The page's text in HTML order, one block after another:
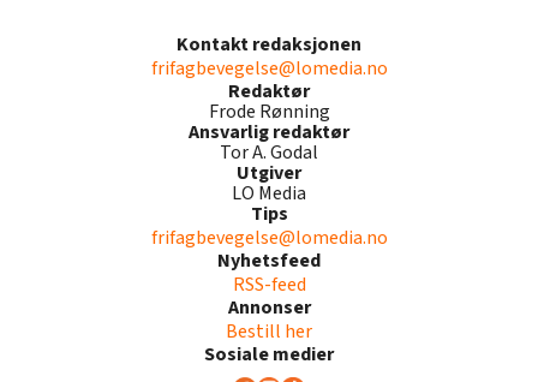
Kontakt redaksjonen
frifagbevegelse@lomedia.no
Redaktør
Frode Rønning
Ansvarlig redaktør
Tor A. Godal
Utgiver
LO Media
Tips
frifagbevegelse@lomedia.no
Nyhetsfeed
RSS-feed
Annonser
Bestill her
Sosiale medier